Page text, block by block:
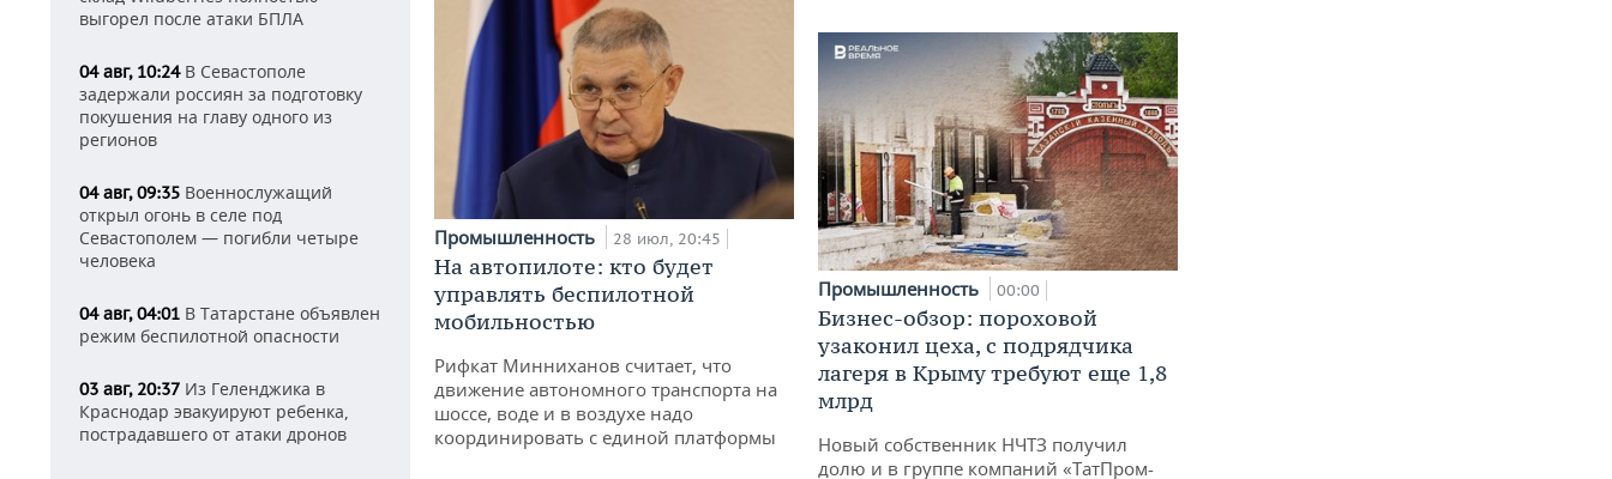
выгорел после атаки БПЛА
04 авг, 10:24В Севастополе
задержали россиян за подготовку
покушения на главу одного из
регионов
04 авг, 09:35 Военнослужащий
открыл огонь в селе под
Севастополем — погибли четыре
человека
04 авг, 04:01 В Татарстане объявлен
режим беспилотной опасности
03 авг, 20:37 Из Геленджика в
Краснодар эвакуируют ребенка,
пострадавшего от атаки дронов
Промышленность 28 июл, 20:45
На автопилоте: кто будет
управлять беспилотной
мобильностью
Рифкат Минниханов считает, что
движение автономного транспорта на
шоссе, воде и в воздухе надо
координировать с единой платформы
Промышленность 00:00
Бизнес-обзор: пороховой
узаконил цеха, с подрядчика
лагеря в Крыму требуют еще 1,8
млрд
Новый собственник НЧТЗ получил
долю и в группе компаний «ТатПром-